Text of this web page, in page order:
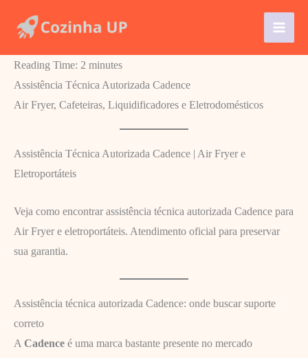
para
conteúdo
Reading Time: 2 minutes
Assistência Técnica Autorizada Cadence
Air Fryer, Cafeteiras, Liquidificadores e Eletrodomésticos
Assistência Técnica Autorizada Cadence | Air Fryer e
Eletroportáteis
Veja como encontrar assistência técnica autorizada Cadence para
Air Fryer e eletroportáteis. Atendimento oficial para preservar
sua garantia.
Assistência técnica autorizada Cadence: onde buscar suporte
correto
A Cadence é uma marca bastante presente no mercado